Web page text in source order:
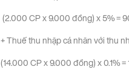
(2.000 CP x 9.000 đồng) x 5% =
+ Thuế thu nhập cá nhân với thu
(14.000 CP x 9.000 đồng) x 0.1%